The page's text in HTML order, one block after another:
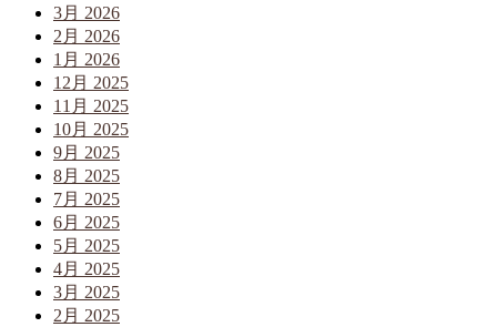
3月 2026
2月 2026
1月 2026
12月 2025
11月 2025
10月 2025
9月 2025
8月 2025
7月 2025
6月 2025
5月 2025
4月 2025
3月 2025
2月 2025